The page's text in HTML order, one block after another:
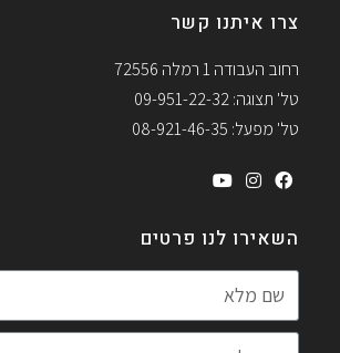
צרו איתנו קשר
רחוב העבודה 1 רמלה 72556
טל' תצוגה: 09-951-22-32
טל' מפעל: 08-921-46-35
השאירו לנו פרטים